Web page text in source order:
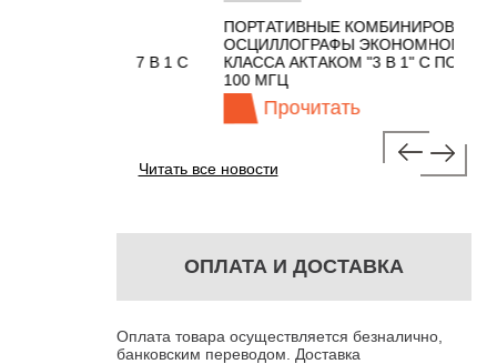
АКТАКОМ 7 В 1 С
ПОРТАТИВНЫЕ КОМБИНИРОВАННЫЕ
ОСЦИЛЛОГРАФЫ ЭКОНОМНОГО
КЛАССА АКТАКОМ "3 В 1" С ПОЛОСОЙ
100 МГЦ
Прочитать
Читать все новости
ОПЛАТА И ДОСТАВКА
Оплата товара осуществляется безналично,
банковским переводом. Доставка